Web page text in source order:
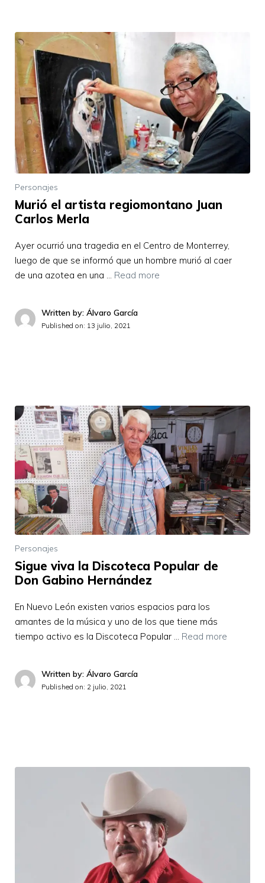
Personajes
Murió el artista regiomontano Juan
Carlos Merla
Ayer ocurrió una tragedia en el Centro de Monterrey,
luego de que se informó que un hombre murió al caer
de una azotea en una … Read more
Written by: Álvaro García
Published on: 13 julio, 2021
Personajes
Sigue viva la Discoteca Popular de
Don Gabino Hernández
En Nuevo León existen varios espacios para los
amantes de la música y uno de los que tiene más
tiempo activo es la Discoteca Popular … Read more
Written by: Álvaro García
Published on: 2 julio, 2021